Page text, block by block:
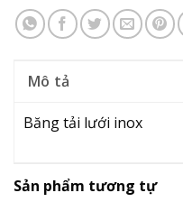
Mô tả
Băng tải lưới inox
Sản phẩm tương tự